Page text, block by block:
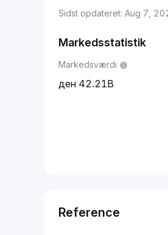
Sidst opdateret: Aug 7,
Markedsstatistik
Markedsværdi
42.21B
Reference